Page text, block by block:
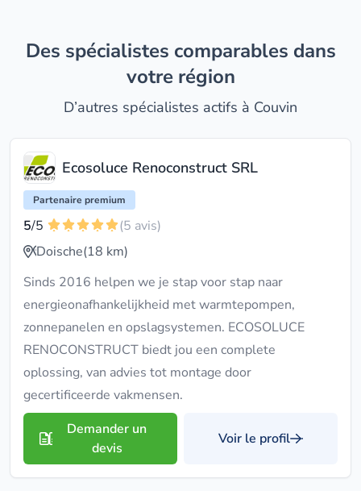
Des spécialistes comparables dans
votre région
D’autres spécialistes actifs à Couvin
Ecosoluce Renoconstruct SRL
Partenaire premium
5/5
(5 avis)
Doische(18 km)
Sinds 2016 helpen we je stap voor stap naar
energieonafhankelijkheid met warmtepompen,
zonnepanelen en opslagsystemen. ECOSOLUCE
RENOCONSTRUCT biedt jou een complete
oplossing, van advies tot montage door
gecertificeerde vakmensen.
Demander un
devis
Voir le profil